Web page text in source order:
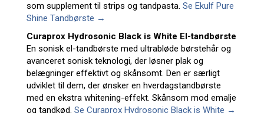
som supplement til strips og tandpasta. Se Ekulf Pure
Shine Tandbørste →
Curaprox Hydrosonic Black is White El-tandbørste
En sonisk el-tandbørste med ultrabløde børstehår og
avanceret sonisk teknologi, der løsner plak og
belægninger effektivt og skånsomt. Den er særligt
udviklet til dem, der ønsker en hverdagstandbørste
med en ekstra whitening-effekt. Skånsom mod emalje
og tandkød. Se Curaprox Hydrosonic Black is White →